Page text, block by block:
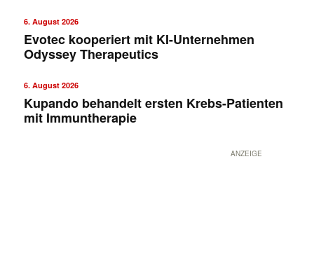
6. August 2026
Evotec kooperiert mit KI-Unternehmen
Odyssey Therapeutics
6. August 2026
Kupando behandelt ersten Krebs-Patienten
mit Immuntherapie
ANZEIGE